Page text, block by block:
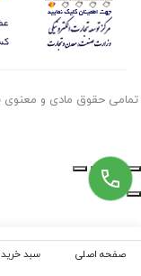
صفحه اصلی
سبد خرید